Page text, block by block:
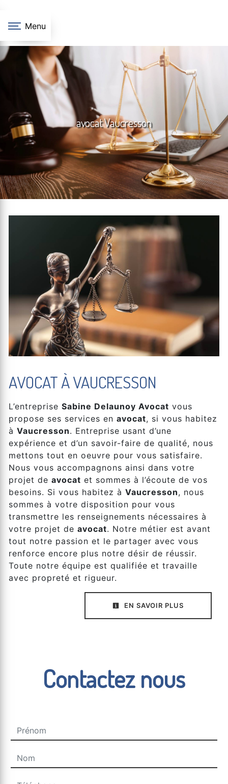
Menu
avocat Vaucresson
AVOCAT À VAUCRESSON
L’entreprise Sabine Delaunoy Avocat vous
propose ses services en avocat, si vous habitez
à Vaucresson. Entreprise usant d’une
expérience et d’un savoir-faire de qualité, nous
mettons tout en oeuvre pour vous satisfaire.
Nous vous accompagnons ainsi dans votre
projet de avocat et sommes à l’écoute de vos
besoins. Si vous habitez à Vaucresson, nous
sommes à votre disposition pour vous
transmettre les renseignements nécessaires à
votre projet de avocat. Notre métier est avant
tout notre passion et le partager avec vous
renforce encore plus notre désir de réussir.
Toute notre équipe est qualifiée et travaille
avec propreté et rigueur.
EN SAVOIR PLUS
Contactez nous